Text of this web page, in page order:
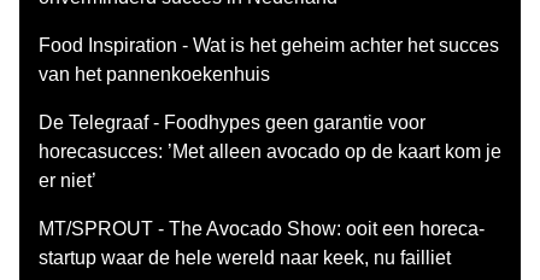
Food Inspiration - Wat is het geheim achter het succes
van het pannenkoekenhuis
De Telegraaf - Foodhypes geen garantie voor
horecasucces: ’Met alleen avocado op de kaart kom je
er niet’
MT/SPROUT - The Avocado Show: ooit een horeca-
startup waar de hele wereld naar keek, nu failliet